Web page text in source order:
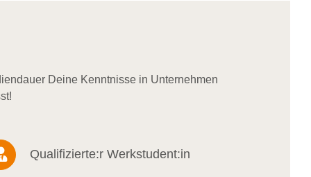
Deine Kenntnisse in Unternehmen
Qualifizierte:r Werkstudent:in